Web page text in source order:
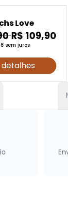
Love
R$ 109,90
sem juros